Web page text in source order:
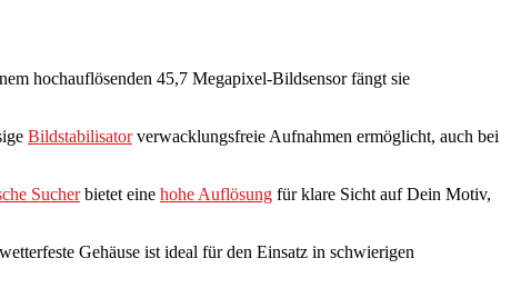
hochauflösenden 45,7 Megapixel-Bildsensor fängt sie
Bildstabilisatorverwacklungsfreie Aufnahmen ermöglicht, auch bei
Sucherbietet eine hohe Auflösung für klare Sicht auf Dein Motiv,
Gehäuse ist ideal für den Einsatz in schwierigen